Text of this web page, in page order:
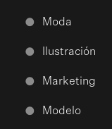
● Moda
● Ilustración
● Marketing
● Modelo